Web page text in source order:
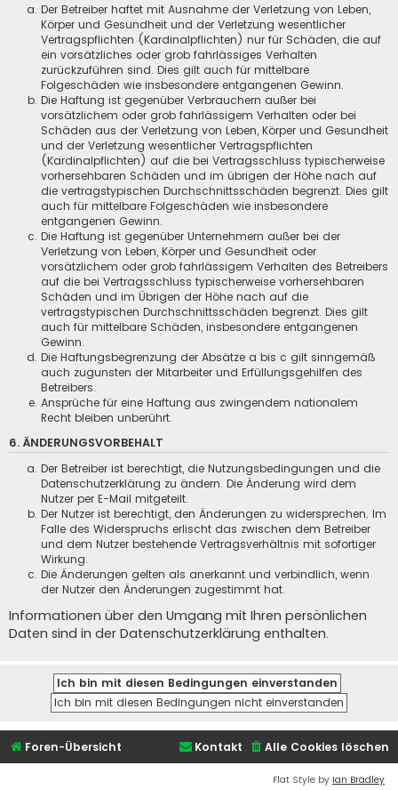
Der Betreiber haftet mit Ausnahme der Verletzung von Leben,
Körper und Gesundheit und der Verletzung wesentlicher
Vertragspflichten (Kardinalpflichten) nur für Schäden, die auf
ein vorsätzliches oder grob fahrlässiges Verhalten
zurückzuführen sind. Dies gilt auch für mittelbare
Folgeschäden wie insbesondere entgangenen Gewinn.
Die Haftung ist gegenüber Verbrauchern außer bei
vorsätzlichem oder grob fahrlässigem Verhalten oder bei
Schäden aus der Verletzung von Leben, Körper und Gesundheit
und der Verletzung wesentlicher Vertragspflichten
(Kardinalpflichten) auf die bei Vertragsschluss typischerweise
vorhersehbaren Schäden und im übrigen der Höhe nach auf
die vertragstypischen Durchschnittsschäden begrenzt. Dies gilt
auch für mittelbare Folgeschäden wie insbesondere
entgangenen Gewinn.
Die Haftung ist gegenüber Unternehmern außer bei der
Verletzung von Leben, Körper und Gesundheit oder
vorsätzlichem oder grob fahrlässigem Verhalten des Betreibers
auf die bei Vertragsschluss typischerweise vorhersehbaren
Schäden und im Übrigen der Höhe nach auf die
vertragstypischen Durchschnittsschäden begrenzt. Dies gilt
auch für mittelbare Schäden, insbesondere entgangenen
Gewinn.
Die Haftungsbegrenzung der Absätze a bis c gilt sinngemäß
auch zugunsten der Mitarbeiter und Erfüllungsgehilfen des
Betreibers.
Ansprüche für eine Haftung aus zwingendem nationalem
Recht bleiben unberührt.
6. ÄNDERUNGSVORBEHALT
Der Betreiber ist berechtigt, die Nutzungsbedingungen und die
Datenschutzerklärung zu ändern. Die Änderung wird dem
Nutzer per E-Mail mitgeteilt.
Der Nutzer ist berechtigt, den Änderungen zu widersprechen. Im
Falle des Widerspruchs erlischt das zwischen dem Betreiber
und dem Nutzer bestehende Vertragsverhältnis mit sofortiger
Wirkung.
Die Änderungen gelten als anerkannt und verbindlich, wenn
der Nutzer den Änderungen zugestimmt hat.
Informationen über den Umgang mit Ihren persönlichen
Daten sind in der Datenschutzerklärung enthalten.
Foren-Übersicht Alle Cookies löschen
Kontakt
Flat Style by Ian Bradley